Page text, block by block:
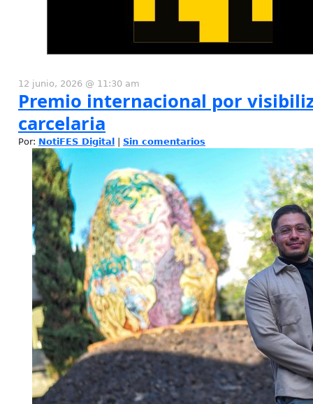
12 junio, 2026 @ 11:30 am
Premio internacional por
carcelaria
Por: NotiFES Digital Sin comentarios